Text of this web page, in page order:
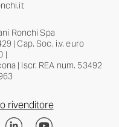
Ronchi Spa
| Cap. Soc. i.v. euro
|
| Iscr. REA num. 53492
rivenditore